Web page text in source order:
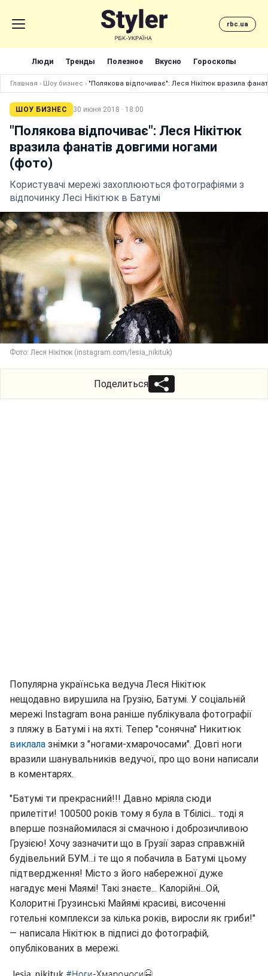
rbc.ua
Люди Тренды Полезное Вкусно Гороскопы
Главная › Шоу бизнес › "Полякова відпочиває": Леся Нікітюк вразила
ШОУ БИЗНЕС 30 июня 2018 · 18:00
"Полякова відпочиває": Леся Нікітюк
вразила фанатів довгими ногами
(фото)
Користувачі мережі захоплюються фотографіями з
відпочинку Лесі Нікітюк в Батумі
Фото: Леся Нікітюк (instagram.com/lesia_nikituk)
Поделиться
Популярна українська ведуча Леся Нікітюк
нещодавно вирушила на Грузію, Батумі. У соціальній
мережі Instagram вона раніше публікувала фотографії
з пляжу в Батумі і на яхті. Тепер "сонячна" Никитюк
виклала знімки з "ногами-хмарочосами". Довгі ноги
вразили шанувальників ведучої, про що вони написали
в коментарях.
"Батумі ти прекрасний!!! Давно мріяла сюди
прилетіти! 100500 років тому я була в Тбілісі... тоді я
вперше познайомилася зі смачною і доброзичливою
Грузією! Хочу зазначити що в Грузії зараз справжній
будівельний БУМ...і те що я побачила в Батумі цьому
підтвердження! Місто з його набережної дуже
нагадує мені Маямі! Такі знаєте... Калорійні...Ой,
Колоритні Грузинські Майямі красиві, височенні
готельні комплекси за кілька років, виросли як гриби!"
— написала Нікітюк в підписі до фотографій,
опублікованих в мережі.